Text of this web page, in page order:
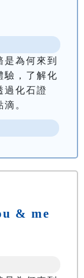
為何來到
驗，了解化
過化石證
。
& me